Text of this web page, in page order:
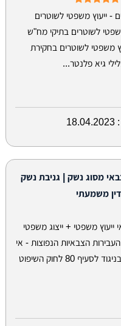
- ייעוץ משפטי לשוטרים
לשוטרים בתיקי מח"ש
משפטי לשוטרים בחקירת
גיא פלנטר...
18.04.2023
מסוג נשק | גניבת נשק
משמעתי
משפטי + ייצוג משפטי
הצבאיות הנפוצות - אי
שמירתו של רכוש צבאי, בניגוד לסעיף 80 לחוק השיפוט